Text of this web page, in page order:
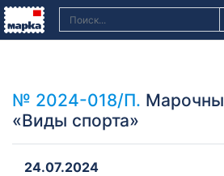
№ 2024-018/П.
«Виды спорта»
24.07.2024